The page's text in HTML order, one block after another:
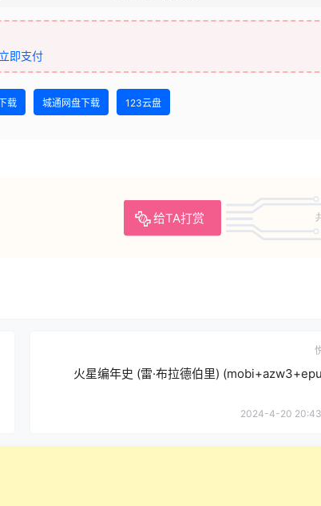
立即支付
载 城通网盘下载 123云盘
给TA打赏
火星编年史 (雷·布拉德伯里)
2024-4-20